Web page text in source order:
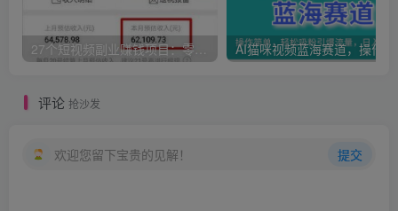
27个短视频副业赚钱项目：零基础、零成本、零风险，普通人可复制的暴利变现攻略
评论 抢沙发
欢迎您留下宝贵的见解！ 提交